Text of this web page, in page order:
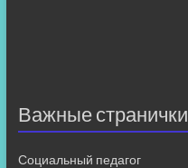
Важные странички
Социальный педагог